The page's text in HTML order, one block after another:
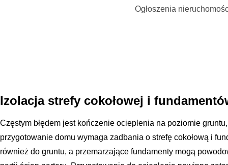
Ogłoszenia
Izolacja strefy cokołowej i
Częstym błędem jest kończenie ocieplenia na poziomie
przygotowanie domu wymaga zadbania o strefę cokołową i
również do gruntu, a przemarzające fundamenty mogą